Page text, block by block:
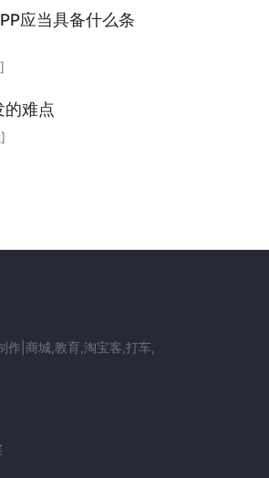
应当具备什么条
的难点
|商城,教育,淘宝客,打车,